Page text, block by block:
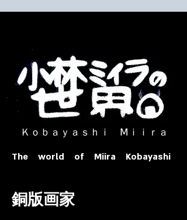
ｏｂａｙａｓｈｉ Ⅿｉｉｒａ​
The world of Miira Kobayashi
​銅版画家